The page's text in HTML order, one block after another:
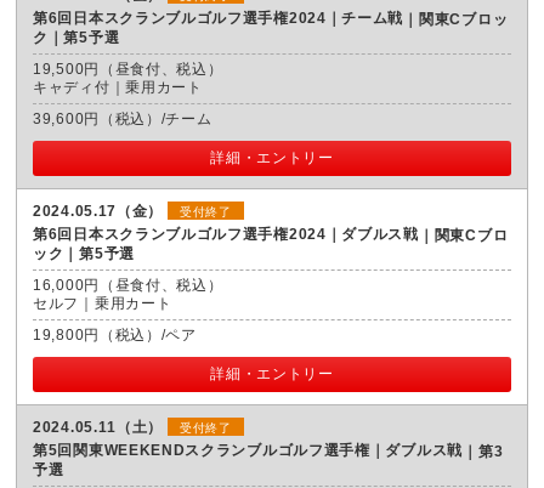
第6回日本スクランブルゴルフ選手権2024｜チーム戦
関東Cブロッ
ク｜第5予選
19,500円（昼食付、税込）
キャディ付｜乗用カート
39,600円（税込）/チーム
詳細・エントリー
2024.05.17（金） 受付終了
第6回日本スクランブルゴルフ選手権2024｜ダブルス戦
関東Cブロ
ック｜第5予選
16,000円（昼食付、税込）
セルフ｜乗用カート
19,800円（税込）/ペア
詳細・エントリー
2024.05.11（土） 受付終了
第5回関東WEEKENDスクランブルゴルフ選手権｜ダブルス戦
第3
予選